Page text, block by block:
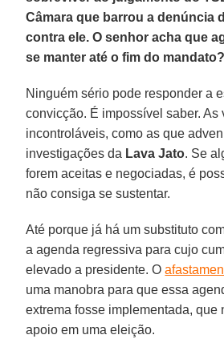
Câmara que barrou a denúncia
contra ele. O senhor acha que
se manter até o fim do mandato?
Ninguém sério pode responder a
convicção. É impossível saber. As
incontroláveis, como as que
investigações da Lava Jato. Se
forem aceitas e negociadas, é
não consiga se sustentar.
Até porque já há um substituto
a agenda regressiva para cujo
elevado a presidente. O
uma manobra para que essa
extrema fosse implementada, que
apoio em uma eleição.